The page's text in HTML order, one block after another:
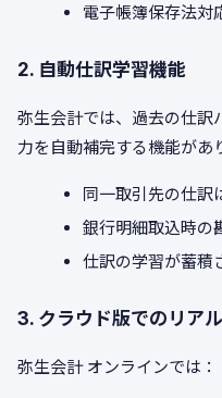
電子帳簿保存法対
2. 自動仕訳学習機能
弥生会計では、過去の仕訳
力を自動補完する機能があ
同一取引先の仕訳
銀行明細取込時の
仕訳の学習が蓄積
3. クラウド版でのリア
弥生会計 オンラインでは：